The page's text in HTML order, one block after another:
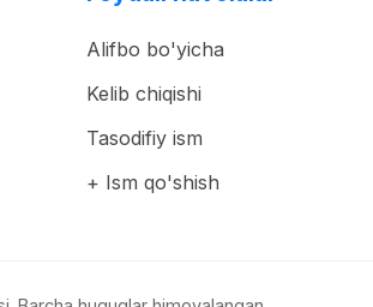
Alifbo bo'yicha
Kelib chiqishi
Tasodifiy ism
+ Ism qo'shish